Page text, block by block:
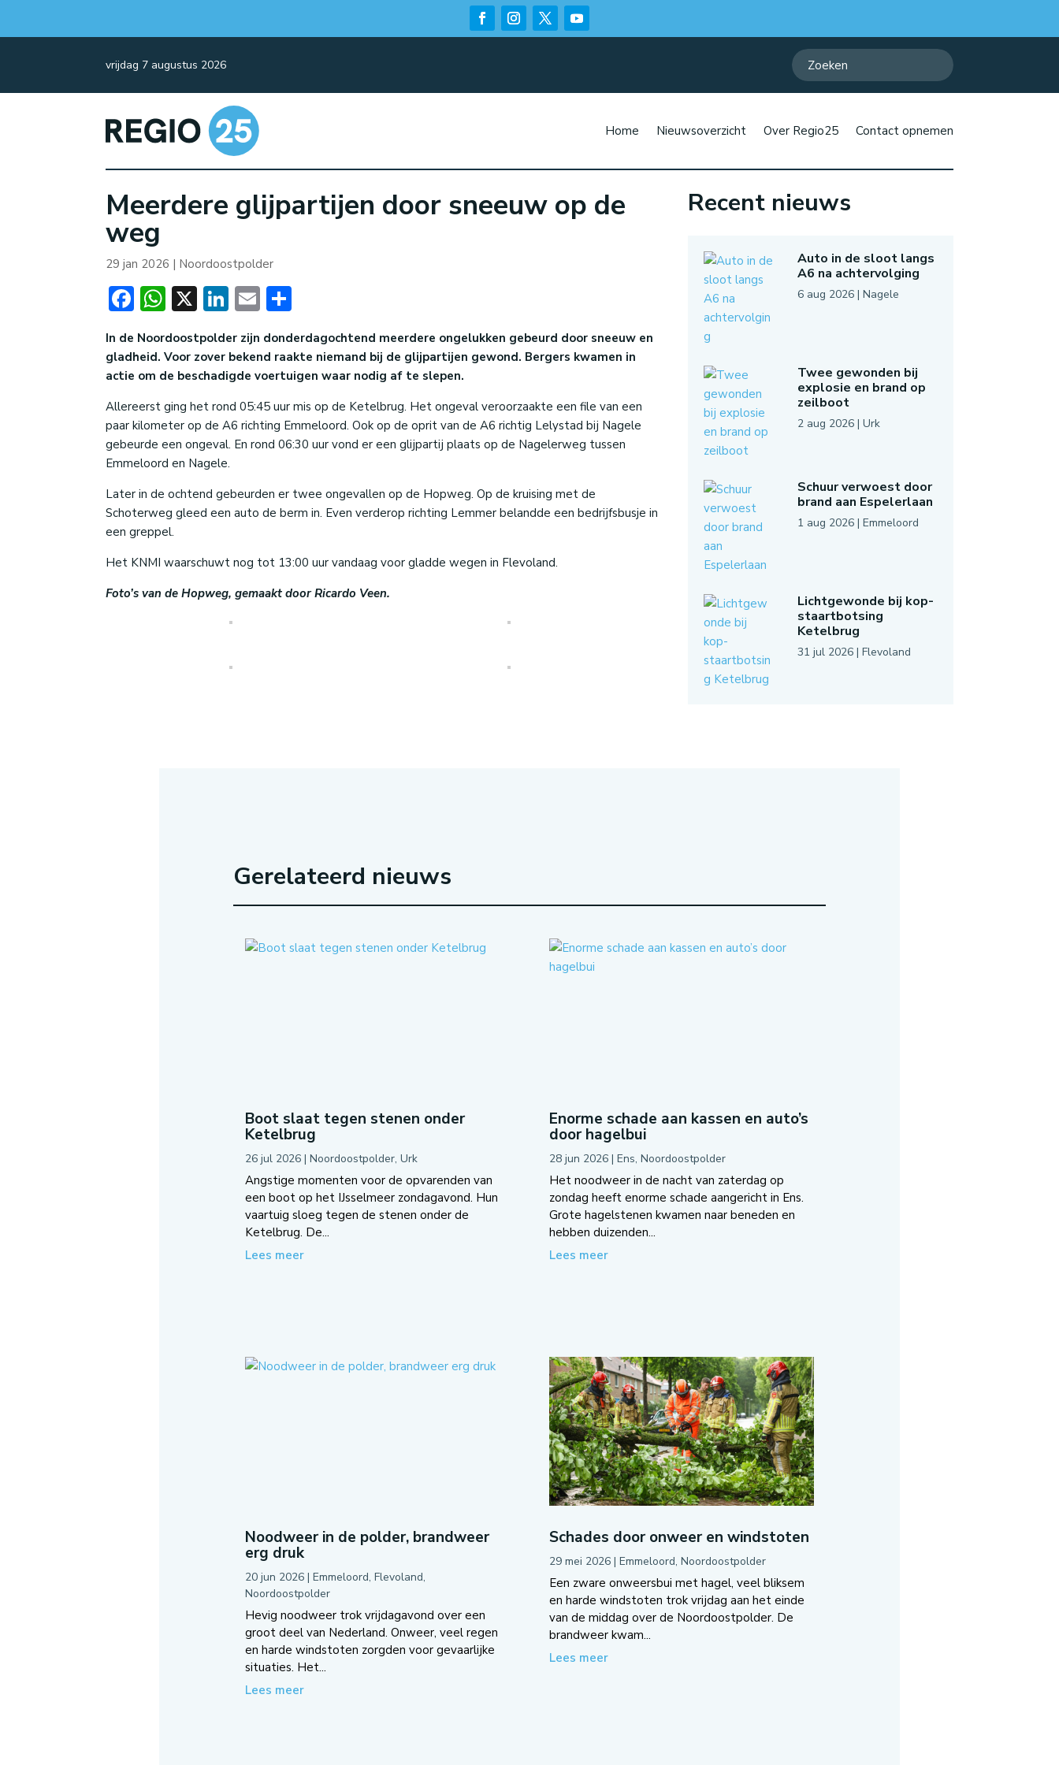
vrijdag 7 augustus 2026
Home Nieuwsoverzicht Over Regio25 Contact opnemen
Meerdere glijpartijen door sneeuw op de
weg
29 jan 2026 | Noordoostpolder
Facebook
WhatsApp
X LinkedIn
Email
In de Noordoostpolder zijn donderdagochtend meerdere ongelukken gebeurd door sneeuw en
gladheid. Voor zover bekend raakte niemand bij de glijpartijen gewond. Bergers kwamen in
actie om de beschadigde voertuigen waar nodig af te slepen.
Allereerst ging het rond 05:45 uur mis op de Ketelbrug. Het ongeval veroorzaakte een file van een
paar kilometer op de A6 richting Emmeloord. Ook op de oprit van de A6 richtig Lelystad bij Nagele
gebeurde een ongeval. En rond 06:30 uur vond er een glijpartij plaats op de Nagelerweg tussen
Emmeloord en Nagele.
Later in de ochtend gebeurden er twee ongevallen op de Hopweg. Op de kruising met de
Schoterweg gleed een auto de berm in. Even verderop richting Lemmer belandde een bedrijfsbusje in
een greppel.
Het KNMI waarschuwt nog tot 13:00 uur vandaag voor gladde wegen in Flevoland.
Foto’s van de Hopweg, gemaakt door Ricardo Veen.
Recent nieuws
Auto in de sloot langs
A6 na achtervolging
6 aug 2026| Nagele
Twee gewonden bij
explosie en brand op
zeilboot
2 aug 2026| Urk
Schuur verwoest door
brand aan Espelerlaan
1 aug 2026| Emmeloord
Lichtgewonde bij kop-
staartbotsing
Ketelbrug
31 jul 2026| Flevoland
Gerelateerd nieuws
Boot slaat tegen stenen onder
Ketelbrug
26 jul 2026| Noordoostpolder, Urk
Angstige momenten voor de opvarenden van
een boot op het IJsselmeer zondagavond. Hun
vaartuig sloeg tegen de stenen onder de
Ketelbrug. De...
Lees meer
Enorme schade aan kassen en auto’s
door hagelbui
28 jun 2026| Ens, Noordoostpolder
Het noodweer in de nacht van zaterdag op
zondag heeft enorme schade aangericht in Ens.
Grote hagelstenen kwamen naar beneden en
hebben duizenden...
Lees meer
Noodweer in de polder, brandweer
erg druk
20 jun 2026| Emmeloord, Flevoland,
Noordoostpolder
Hevig noodweer trok vrijdagavond over een
groot deel van Nederland. Onweer, veel regen
en harde windstoten zorgden voor gevaarlijke
situaties. Het...
Lees meer
Schades door onweer en windstoten
29 mei 2026| Emmeloord, Noordoostpolder
Een zware onweersbui met hagel, veel bliksem
en harde windstoten trok vrijdag aan het einde
van de middag over de Noordoostpolder. De
brandweer kwam...
Lees meer